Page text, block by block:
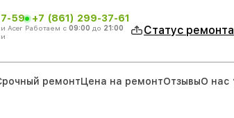
59
Acer
+7 (861) 299-37-61
Работаем с 09:00 до 21:00 Статус ремонта
ремонтЦена на ремонтОтзывыО нас